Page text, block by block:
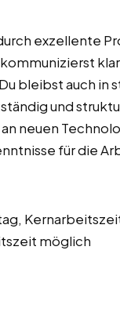
exzellente
bleibst auch in
und
neuen
für die
möglich